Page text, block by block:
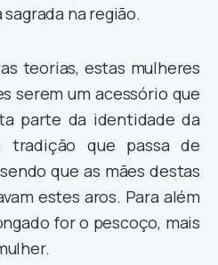
na região.
teorias, estas mulheres
serem um acessório que
parte da identidade da
tradição que passa de
que as mães destas
estes aros. Para além
for o pescoço, mais